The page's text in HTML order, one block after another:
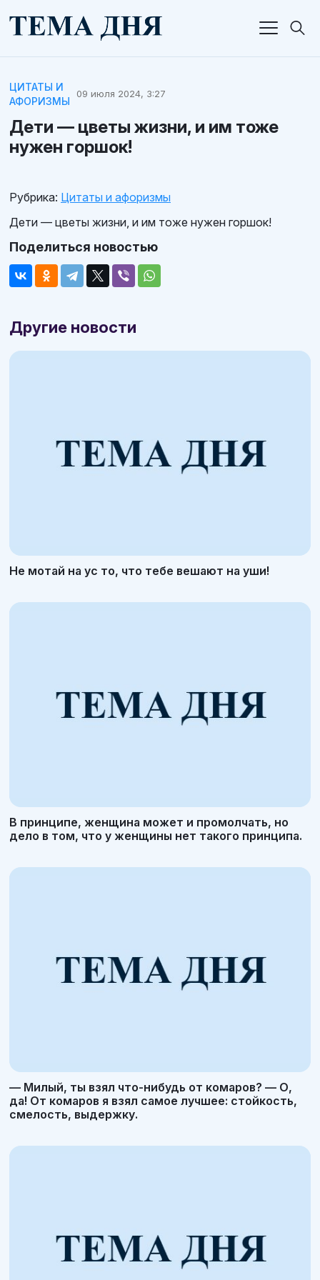
ЦИТАТЫ И
АФОРИЗМЫ
09 июля 2024, 3:27
Дети — цветы жизни, и им тоже
нужен горшок!
Рубрика: Цитаты и афоризмы
Дети — цветы жизни, и им тоже нужен горшок!
Поделиться новостью
Другие новости
Не мотай на ус то, что тебе вешают на уши!
В принципе, женщина может и промолчать, но
дело в том, что у женщины нет такого принципа.
— Милый, ты взял что-нибудь от комаров? — О,
да! От комаров я взял самое лучшее: стойкость,
смелость, выдержку.